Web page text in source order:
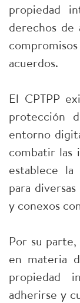
propiedad
derechos
acuerdos.
El CPTPP
protección
entorno
combatir las
establece la
para
y conexos
Por su parte,
en materia
propiedad
adherirse y